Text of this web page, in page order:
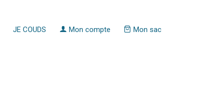
JE COUDS Mon compte Mon sac